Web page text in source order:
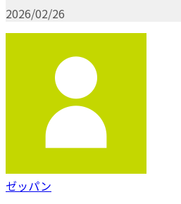
2026/02/26
ゼッパン